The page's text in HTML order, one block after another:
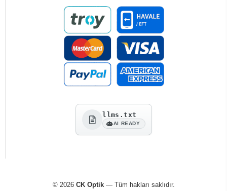
llms.txt
AI READY
© 2026 CK Optik— Tüm hakları saklıdır.